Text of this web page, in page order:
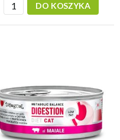
DO KOSZYKA